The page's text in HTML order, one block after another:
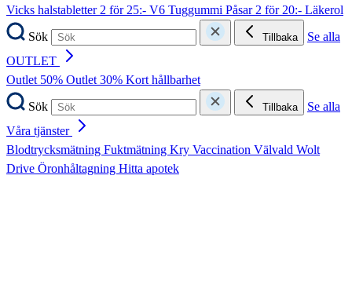
Vicks halstabletter2 för 25:- V6 Tuggummi Påsar2 för 20:- Läkerol
Sök
Tillbaka
Se alla
OUTLET
Outlet 50% Outlet 30% Kort hållbarhet
Sök
Tillbaka
Se alla
Våra tjänster
Blodtrycksmätning Fuktmätning Kry Vaccination Välvald Wolt
Drive Öronhåltagning Hitta apotek